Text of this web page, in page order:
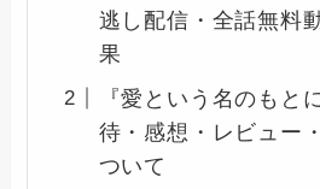
逃し配信・全話無料
果
『愛という名のもと
待・感想・レビュー
ついて